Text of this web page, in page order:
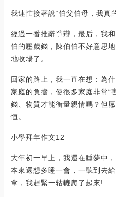
我連忙接著說“伯父伯母，我真
經過一番推辭爭辯，最后，我
伯的壓歲錢，陳伯伯不好意思
地收場了。
回家的路上，我一直在想：為
家庭的負擔，使很多家庭非常“
錢、物質才能衡量親情嗎？但
恒。
小學拜年作文12
大年初一早上，我還在睡夢中
本來還想多睡一會，一聽到去
拿，我趕緊一轱轆爬了起來!